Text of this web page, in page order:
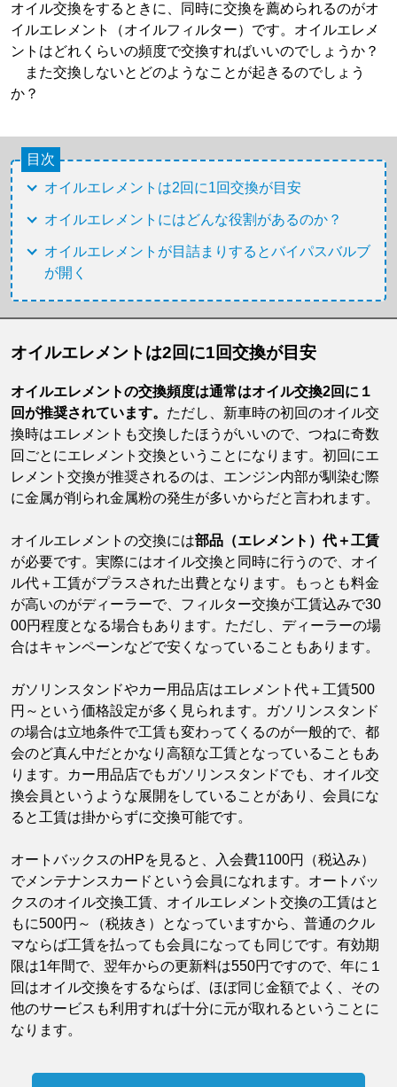
オイル交換をするときに、同時に交換を薦められるのがオ
イルエレメント（オイルフィルター）です。オイルエレメ
ントはどれくらいの頻度で交換すればいいのでしょうか？
また交換しないとどのようなことが起きるのでしょう
か？
目次
オイルエレメントは2回に1回交換が目安
オイルエレメントにはどんな役割があるのか？
オイルエレメントが目詰まりするとバイパスバルブ
が開く
オイルエレメントは2回に1回交換が目安
オイルエレメントの交換頻度は通常はオイル交換2回に１
回が推奨されています。 ただし、新車時の初回のオイル交
換時はエレメントも交換したほうがいいので、つねに奇数
回ごとにエレメント交換ということになります。初回にエ
レメント交換が推奨されるのは、エンジン内部が馴染む際
に金属が削られ金属粉の発生が多いからだと言われます。
オイルエレメントの交換には部品（エレメント）代＋工賃
が必要です。実際にはオイル交換と同時に行うので、オイ
ル代＋工賃がプラスされた出費となります。もっとも料金
が高いのがディーラーで、フィルター交換が工賃込みで30
00円程度となる場合もあります。ただし、ディーラーの場
合はキャンペーンなどで安くなっていることもあります。
ガソリンスタンドやカー用品店はエレメント代＋工賃500
円～という価格設定が多く見られます。ガソリンスタンド
の場合は立地条件で工賃も変わってくるのが一般的で、都
会のど真ん中だとかなり高額な工賃となっていることもあ
ります。カー用品店でもガソリンスタンドでも、オイル交
換会員というような展開をしていることがあり、会員にな
ると工賃は掛からずに交換可能です。
オートバックスのHPを見ると、入会費1100円（税込み）
でメンテナンスカードという会員になれます。オートバッ
クスのオイル交換工賃、オイルエレメント交換の工賃はと
もに500円～（税抜き）となっていますから、普通のクル
マならば工賃を払っても会員になっても同じです。有効期
限は1年間で、翌年からの更新料は550円ですので、年に１
回はオイル交換をするならば、ほぼ同じ金額でよく、その
他のサービスも利用すれば十分に元が取れるということに
なります。